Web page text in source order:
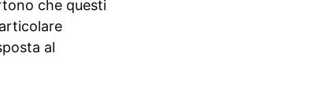
che questi
al